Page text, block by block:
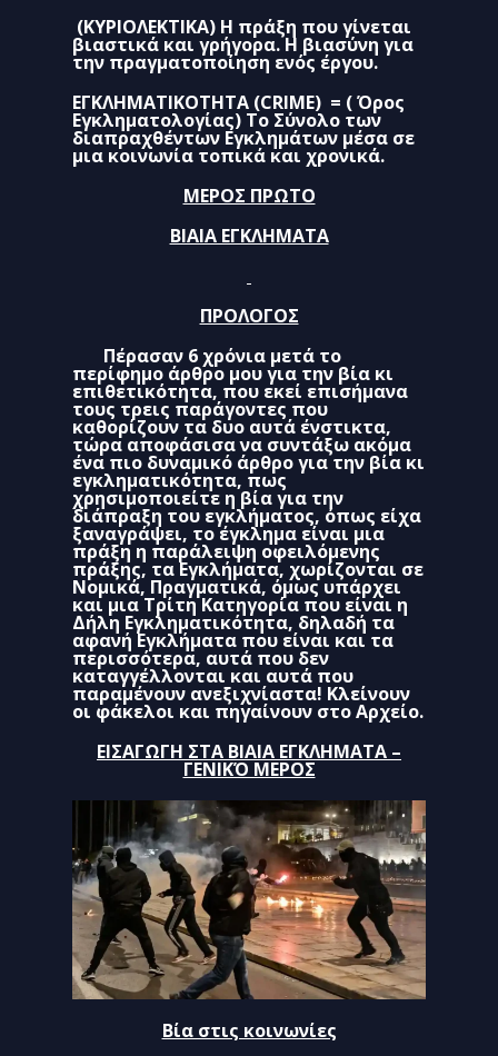
(ΚΥΡΙΟΛΕΚΤΙΚΑ) Η πράξη που γίνεται
βιαστικά και γρήγορα. Η βιασύνη για
την πραγματοποίηση ενός έργου.
ΕΓΚΛΗΜΑΤΙΚΟΤΗΤΑ (CRIME) = ( Όρος
Εγκληματολογίας) Το Σύνολο των
διαπραχθέντων Εγκλημάτων μέσα σε
μια κοινωνία τοπικά και χρονικά.
ΜΕΡΟΣ ΠΡΩΤΟ
ΒΙΑΙΑ ΕΓΚΛΗΜΑΤΑ
ΠΡΟΛΟΓΟΣ
Πέρασαν 6 χρόνια μετά το
περίφημο άρθρο μου για την βία κι
επιθετικότητα, που εκεί επισήμανα
τους τρεις παράγοντες που
καθορίζουν τα δυο αυτά ένστικτα,
τώρα αποφάσισα να συντάξω ακόμα
ένα πιο δυναμικό άρθρο για την βία κι
εγκληματικότητα, πως
χρησιμοποιείτε η βία για την
διάπραξη του εγκλήματος, όπως είχα
ξαναγράψει, το έγκλημα είναι μια
πράξη η παράλειψη οφειλόμενης
πράξης, τα Εγκλήματα, χωρίζονται σε
Νομικά, Πραγματικά, όμως υπάρχει
και μια Τρίτη Κατηγορία που είναι η
Δήλη Εγκληματικότητα, δηλαδή τα
αφανή Εγκλήματα που είναι και τα
περισσότερα, αυτά που δεν
καταγγέλλονται και αυτά που
παραμένουν ανεξιχνίαστα! Κλείνουν
οι φάκελοι και πηγαίνουν στο Αρχείο.
ΕΙΣΑΓΩΓΗ ΣΤΑ ΒΙΑΙΑ ΕΓΚΛΗΜΑΤΑ –
ΓΕΝΙΚΌ ΜΕΡΟΣ
Βία στις κοινωνίες